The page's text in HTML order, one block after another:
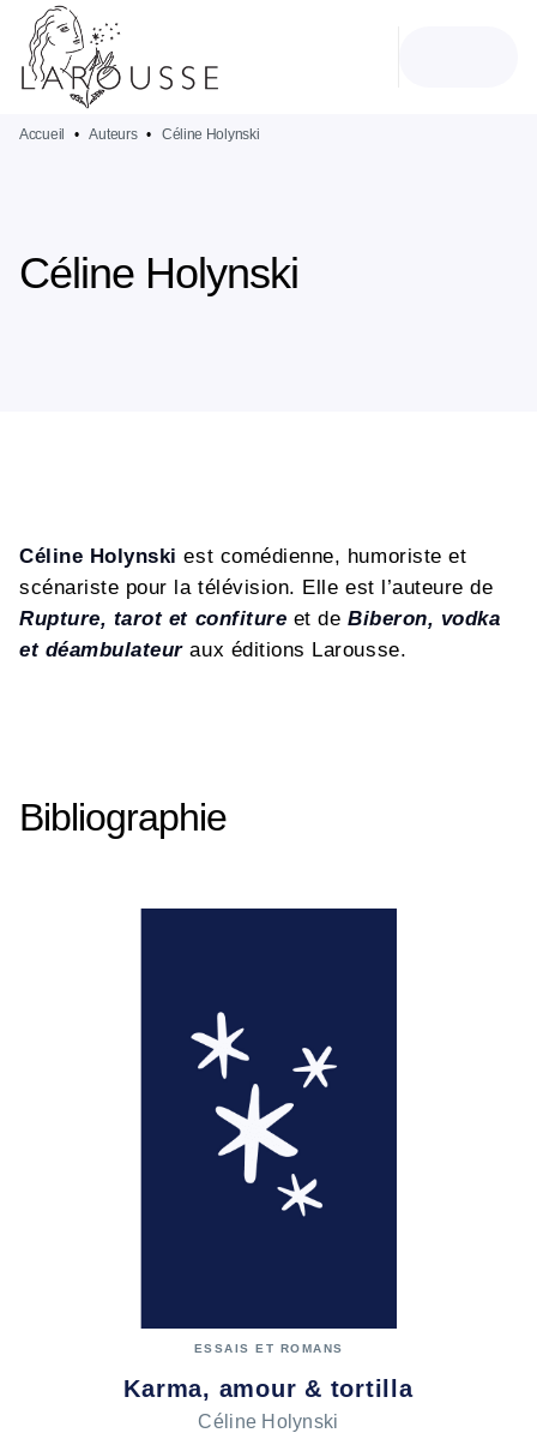
MENU
PIED DE PAGE
Accueil • Auteurs • Céline Holynski
Céline Holynski
Céline Holynskiest comédienne, humoriste et
scénariste pour la télévision. Elle est l’auteure de
Rupture, tarot et confiture et deBiberon, vodka
et déambulateur aux éditions Larousse.
Bibliographie
ESSAIS ET ROMANS
Karma, amour & tortilla
Céline Holynski